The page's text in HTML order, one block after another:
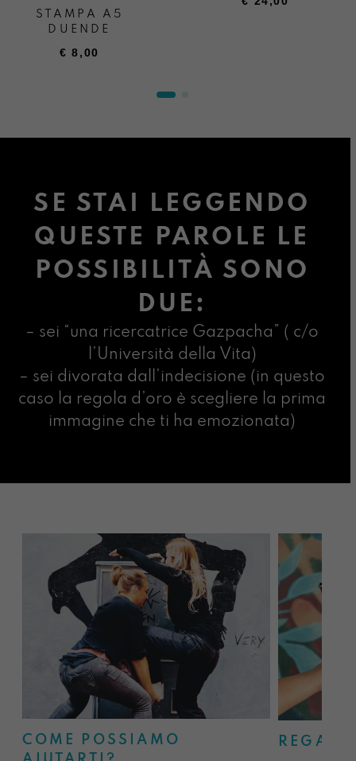
STAMPA A5
DUENDE
€ 8,00
SE STAI LEGGENDO
QUESTE PAROLE LE
POSSIBILITÀ SONO
DUE:
– sei “una ricercatrice Gazpacha” ( c/o
l’Università della Vita)
– sei divorata dall’indecisione (in questo
caso la regola d’oro è scegliere la prima
immagine che ti ha emozionata)
COME POSSIAMO